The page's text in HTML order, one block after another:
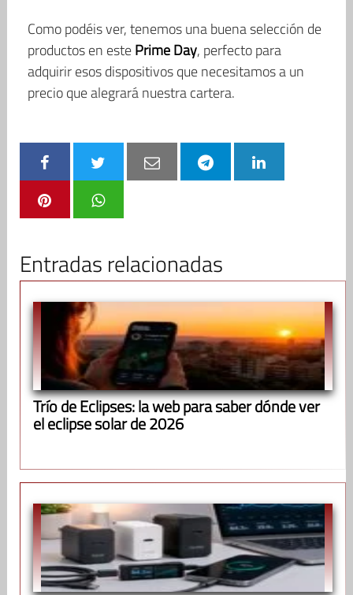
Como podéis ver, tenemos una buena selección de
productos en estePrime Day, perfecto para
adquirir esos dispositivos que necesitamos a un
precio que alegrará nuestra cartera.
Entradas relacionadas
Trío de Eclipses: la web para saber dónde ver
el eclipse solar de 2026